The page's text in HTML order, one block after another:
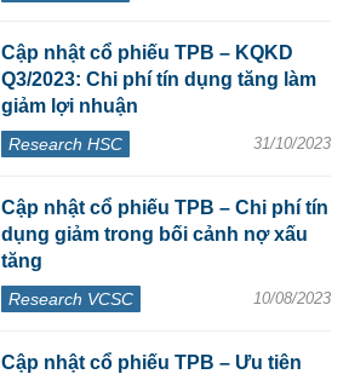
Cập nhật cổ phiếu TPB – KQKD
Q3/2023: Chi phí tín dụng tăng làm
giảm lợi nhuận
Research HSC 31/10/2023
Cập nhật cổ phiếu TPB – Chi phí tín
dụng giảm trong bối cảnh nợ xấu
tăng
Research VCSC 10/08/2023
Cập nhật cổ phiếu TPB – Ưu tiên